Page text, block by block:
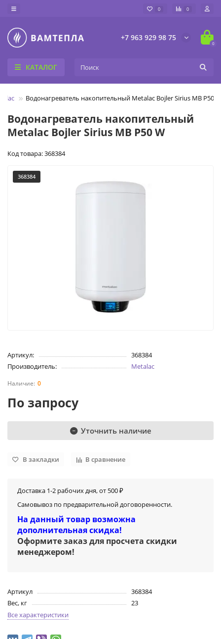
0 0
+7 963 929 98 75
0
КАТАЛОГ
Водонагреватель накопительный Metalac Bojler Sirius MB P50 W
Водонагреватель накопительный
Metalac Bojler Sirius MB P50 W
Код товара: 368384
368384
Артикул:
368384
Производитель:
Metalac
0
По запросу
Уточнить наличие
В закладки В сравнение
Доставка 1-2 рабочих дня, от 500 ₽
Самовывоз по предварительной договоренности.
На данный товар возможна
дополнительная скидка!
Оформите заказ для просчета скидки
менеджером!
Артикул
368384
Вес, кг
23
Все характеристики